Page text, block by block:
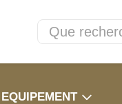
EQUIPEMENT